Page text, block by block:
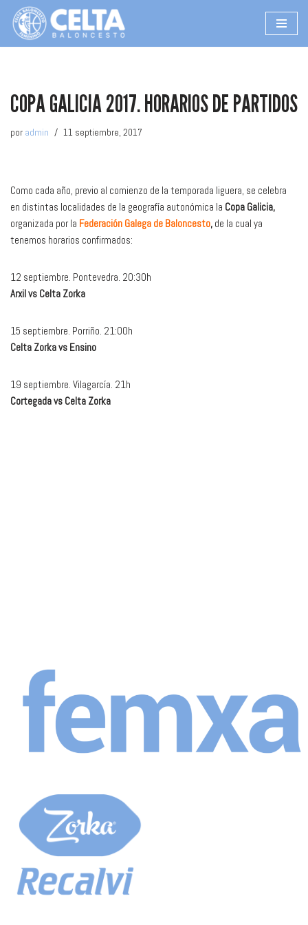
Saltar
COPA GALICIA 2017. HORARIOS DE PARTIDOS
por admin 11 septiembre, 2017
Como cada año, previo al comienzo de la temporada liguera, se celebra
en distintas localidades de la geografía autonómica la Copa Galicia,
organizada por la Federación Galega de Baloncesto, de la cual ya
tenemos horarios confirmados:
12 septiembre. Pontevedra. 20:30h
Arxil vs Celta Zorka
15 septiembre. Porriño. 21:00h
Celta Zorka vs Ensino
19 septiembre. Vilagarcía. 21h
Cortegada vs Celta Zorka